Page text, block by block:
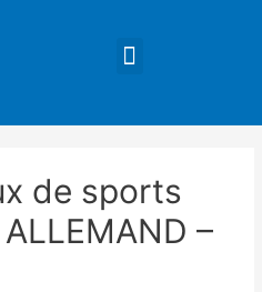
Menu
de sports
–